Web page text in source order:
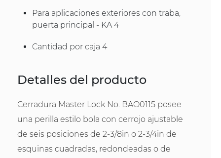
Para aplicaciones exteriores con traba,
puerta principal - KA 4
Cantidad por caja 4
Detalles del producto
Cerradura Master Lock No. BAO0115 posee
una perilla estilo bola con cerrojo ajustable
de seis posiciones de 2-3/8in o 2-3/4in de
esquinas cuadradas, redondeadas o de